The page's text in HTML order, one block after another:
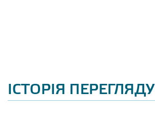
ІСТОРІЯ ПЕРЕГЛЯДУ